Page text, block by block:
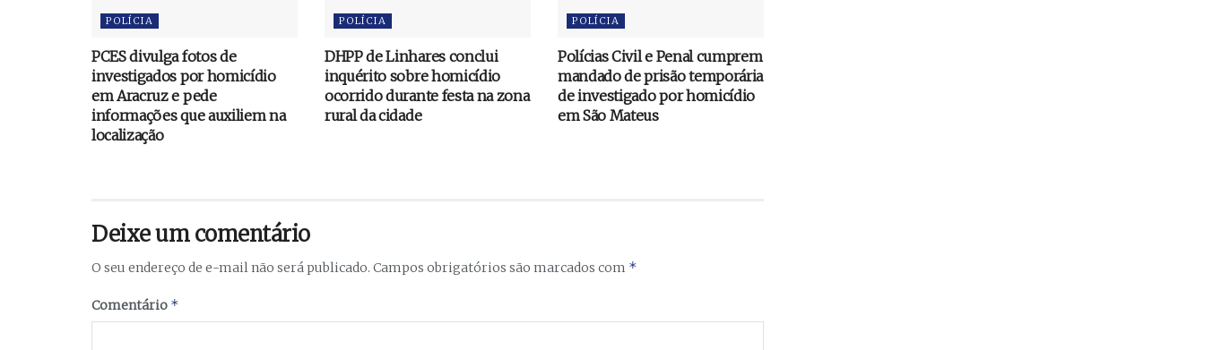
POLÍCIA
PCES divulga fotos de
investigados por homicídio
em Aracruz e pede
informações que auxiliem na
localização
POLÍCIA
DHPP de Linhares conclui
inquérito sobre homicídio
ocorrido durante festa na zona
rural da cidade
POLÍCIA
Polícias Civil e Penal cumprem
mandado de prisão temporária
de investigado por homicídio
em São Mateus
Deixe um comentário
O seu endereço de e-mail não será publicado. Campos obrigatórios são marcados com *
Comentário *